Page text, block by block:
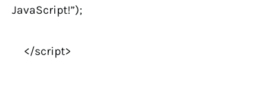
JavaScript!”);
</script>